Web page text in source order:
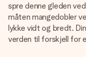
spre denne gleden
måten mangedobler
lykke vidt og bredt.
verden til forskjell for